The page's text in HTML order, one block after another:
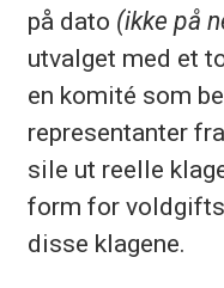
på dato (ikke på
utvalget med et
en komité som
representanter
sile ut reelle
form for
disse klagene.